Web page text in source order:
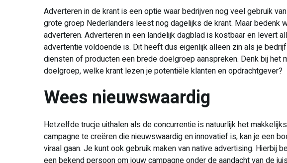
Adverteren in de krant is een optie waar bedrijven nog veel gebruik
grote groep Nederlanders leest nog dagelijks de krant. Maar bedenk
adverteren. Adverteren in een landelijk dagblad is kostbaar en levert
advertentie voldoende is. Dit heeft dus eigenlijk alleen zin als je
diensten of producten een brede doelgroep aanspreken. Denk bij het
doelgroep, welke krant lezen je potentiële klanten en opdrachtgever?
Wees nieuwswaardig
Hetzelfde trucje uithalen als de concurrentie is natuurlijk het
campagne te creëren die nieuwswaardig en innovatief is, kan je een
viraal gaan. Je kunt ook gebruik maken van native advertising. Hierbij
een bekend persoon om jouw campagne onder de aandacht van de